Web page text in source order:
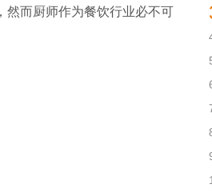
然而厨师作为餐饮行业必不可